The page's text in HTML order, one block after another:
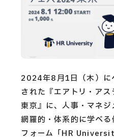
CAREERS
CONTACT
Privacy Policy
Security Action
2024年8月1日（木）に
された『エアトリ・ア
東京』に、人事・マネ
網羅的・体系的に学べ
フォーム「HR